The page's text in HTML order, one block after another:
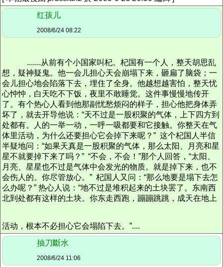
红孩儿
2008/6/24 08:22
.......从前有个小国家叫杞。杞国有一个人，整天胡思乱
想，疑神疑鬼。他一会儿担心天会崩塌下来，砸扁了脑袋；一
会儿担心地会陷落下去，埋住了全身。他越想越害怕，整天忧
心忡忡，白天吃不下饭，夜里不敢睡觉。这件事慢慢地传开
了。有个热心人看到他那副忧愁烦闷的样子，担心他把身体弄
坏了，就去开导他说：“天不过是一股积聚的气体，上下四方到
处都有。人的一举一动，一呼一吸都要和它接触。你整天在气
体里活动，为什么还要担心它会掉下来呢？” 这个杞国人半信
半疑地问：“如果天真是一股积聚的气体，那么太阳、月亮和星
星不就要掉下来了吗？” “不会，不会！”那个人回答，“太阳、
月亮、星星也不过是气体中会发光的物质。就是掉下来，也不
会伤人的。你尽管放心。” 杞国人又问：“那么地要是塌下去怎
么办呢？” 热心人说：“地不过是堆积起来的土块罢了。东南西
北到处都有这样的土块。你东走西跑，蹦蹦跳跳，成天在地上
活动，根本不必担心它会塌陷下去。”....
抽刀斷水
2008/6/24 11:06